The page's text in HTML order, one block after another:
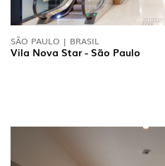
INDUSTRIAL
SÃO PAULO | BRASIL
Vila Nova Star - São Paulo